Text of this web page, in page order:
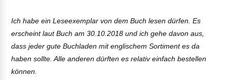
Ich habe ein Leseexemplar von dem Buch lesen dürfen. Es
erscheint laut Buch am 30.10.2018 und ich gehe davon aus,
dass jeder gute Buchladen mit englischem Sortiment es da
haben sollte. Alle anderen dürften es relativ einfach bestellen
können.